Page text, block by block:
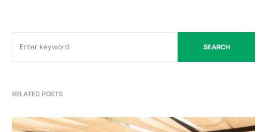
SEARCH
RELATED POSTS